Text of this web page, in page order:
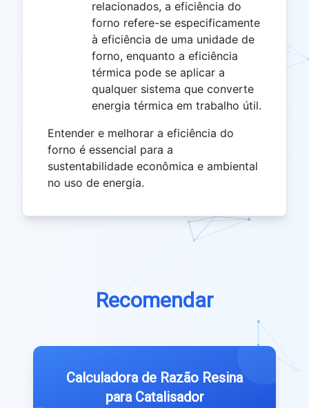
relacionados, a eficiência do
forno refere-se especificamente
à eficiência de uma unidade de
forno, enquanto a eficiência
térmica pode se aplicar a
qualquer sistema que converte
energia térmica em trabalho útil.
Entender e melhorar a eficiência do
forno é essencial para a
sustentabilidade econômica e ambiental
no uso de energia.
Recomendar
Calculadora de Razão Resina
para Catalisador